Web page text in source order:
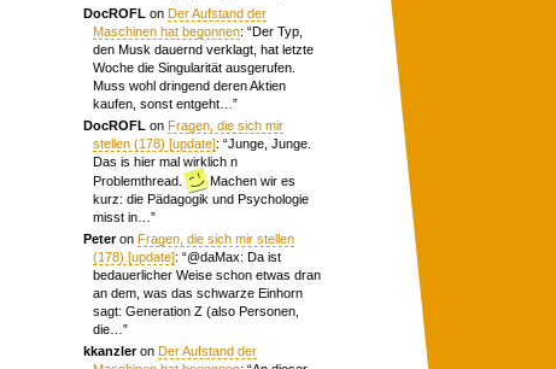
DocROFL onDer Aufstand der
Maschinen hat begonnen: “Der Typ,
den Musk dauernd verklagt, hat letzte
Woche die Singularität ausgerufen.
Muss wohl dringend deren Aktien
kaufen, sonst entgeht… ”
DocROFL onFragen, die sich mir
stellen (178) [update]: “Junge, Junge.
Das is hier mal wirklich n
Problemthread.
Machen wir es
kurz: die Pädagogik und Psychologie
misst in… ”
PeteronFragen, die sich mir stellen
(178) [update]: “@daMax: Da ist
bedauerlicher Weise schon etwas dran
an dem, was das schwarze Einhorn
sagt: Generation Z (also Personen,
die… ”
kkanzleronDer Aufstand der